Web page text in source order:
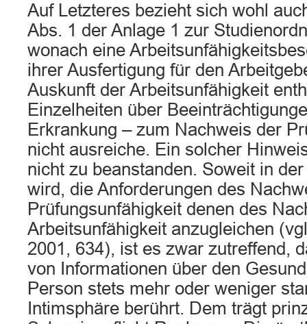
Auf Letzteres bezieht sich wohl
Abs. 1 der Anlage 1 zur
wonach eine
ihrer Ausfertigung für den
Auskunft der Arbeitsunfähigkeit
Einzelheiten über
Erkrankung – zum Nachweis der
nicht ausreiche. Ein solcher
nicht zu beanstanden. Soweit in
wird, die Anforderungen des
Prüfungsunfähigkeit denen des
Arbeitsunfähigkeit anzugleichen
2001, 634), ist es zwar zutreffend,
von Informationen über den
Person stets mehr oder weniger
Intimsphäre berührt. Dem trägt